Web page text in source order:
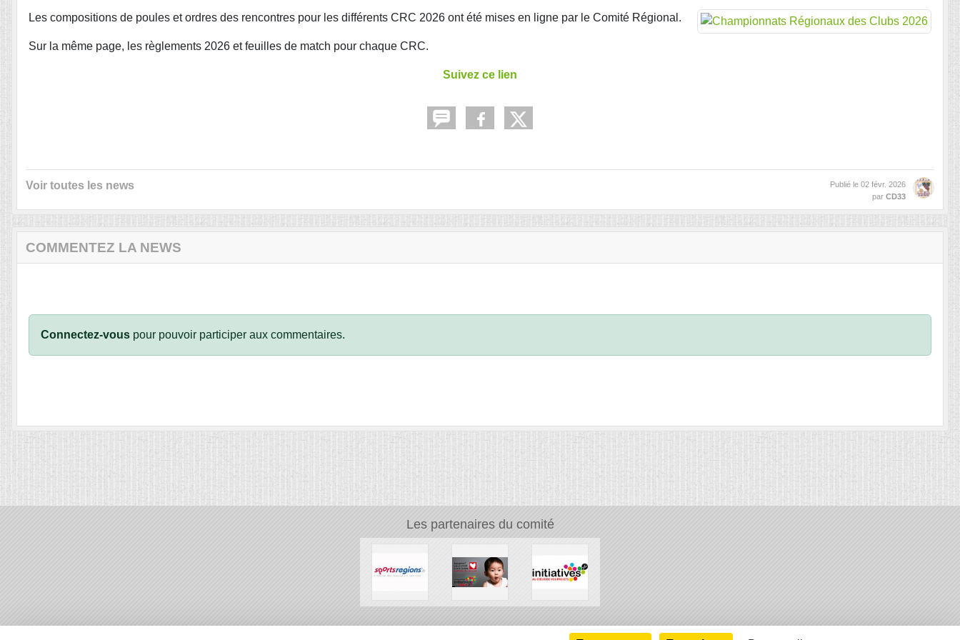
Les compositions de poules et ordres des rencontres pour les différents CRC 2026 ont été mises en ligne par le Comité Régional.
Sur la même page, les règlements 2026 et feuilles de match pour chaque CRC.
Suivez ce lien
Voir toutes les news Publié le 02 févr. 2026
par CD33
COMMENTEZ LA NEWS
Connectez-vous pour pouvoir participer aux commentaires.
Les partenaires du comité